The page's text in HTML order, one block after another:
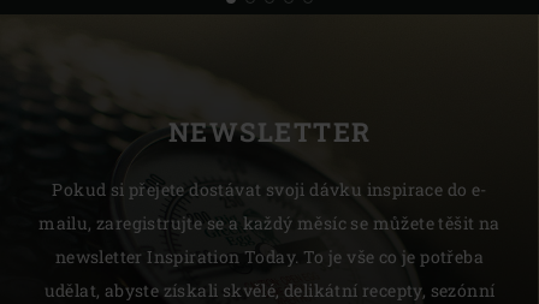
NEWSLETTER
Pokud si přejete dostávat svoji dávku inspirace do e-
mailu, zaregistrujte se a každý měsíc se můžete těšit na
newsletter Inspiration Today. To je vše co je potřeba
udělat, abyste získali skvělé, delikátní recepty, sezónní